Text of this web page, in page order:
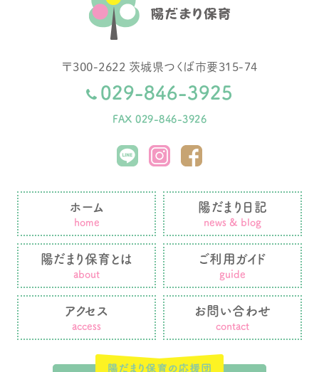
〒300-2622 茨城県つくば市要315-74
029-846-3925
FAX 029-846-3926
ホーム
home
陽だまり日記
news & blog
陽だまり保育とは
about
ご利用ガイド
guide
アクセス
access
お問い合わせ
contact